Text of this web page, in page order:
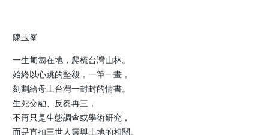
陳玉峯
一生匍匐在地，爬梳台灣山林。
始終以心跳的堅毅，一筆一畫，
刻劃給母土台灣一封封的情書。
生死交融、反芻再三，
不再只是生態調查或學術研究，
而是直扣三世人靈與土地的相關。